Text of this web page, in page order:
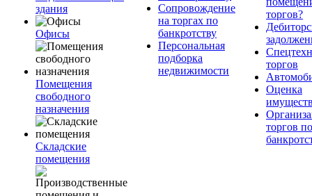
здания
Офисы
Помещения
свободного
назначения
Складские
помещения
Сопровождение
на торгах по
банкротству
Персональная
подборка
недвижимости
торгов?
торгов
Оценка
торгов по